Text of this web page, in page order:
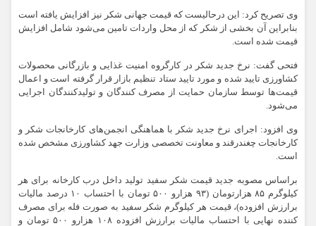
وی تصریح کرد: این درحالیست که قیمت جهانی شکر نیز افزایش یافته است
بنابراین آن بخشی از شکر که از محل واردات تامین می‌شود شامل افزایش
قیمت شده است.
فتحی گفت: نرخ جدید شکر در کارگروه امنیت غذایی و بازرگانی محصولات
کشاورزی تایید شده و مورد تایید ستاد تنظیم بازار قرار گرفته است و اعمال
قیمت‌ها توسط سازمان حمایت از مصرف کنندگان و تولیدکنندگان اجرایی
می‌شود.
وی افزود: اجرای نرخ جدید شکر با هماهنگی انجمن‌های کارخانجات شکر و
کارخانجات چغندرقند و معاونت تخصصی وزارت جهد کشاورزی مشخص شده
است.
براساس مصوبه جدید قیمت شکر سفید تولید داخل درب کارخانه برای هر
کیلوگرم ۸۵ هزارتومان (۹۳ هزارو ۵۰۰ تومان با احتساب ۱۰ درصد مالیات
برارزش افزوده)، قیمت هر کیلوگرم شکر سفید به صورت فله برای مصرف
کننده نهایی با احتساب مالیات برارزش افزوده ۱۰۸ هزارو ۵۰۰ تومان و